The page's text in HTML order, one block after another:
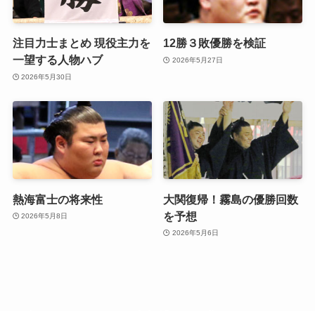
注目力士まとめ 現役主力を
一望する人物ハブ
2026年5月30日
12勝３敗優勝を検証
2026年5月27日
熱海富士の将来性
2026年5月8日
大関復帰！霧島の優勝回数
を予想
2026年5月6日